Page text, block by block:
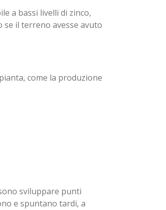
a bassi livelli di zinco,
se il terreno avesse avuto
come la produzione
sviluppare punti
e spuntano tardi, a